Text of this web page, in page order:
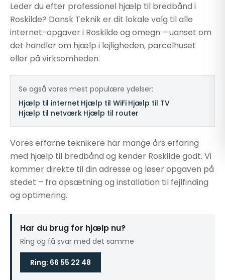
Leder du efter professionel hjælp til bredbånd i
Roskilde? Dansk Teknik er dit lokale valg til alle
internet-opgaver i Roskilde og omegn – uanset om
det handler om hjælp i lejligheden, parcelhuset
eller på virksomheden.
Se også vores mest populære ydelser:
Hjælp til internet Hjælp til WiFi Hjælp til TV
Hjælp til netværk Hjælp til router
Vores erfarne teknikere har mange års erfaring
med hjælp til bredbånd og kender Roskilde godt. Vi
kommer direkte til din adresse og løser opgaven på
stedet – fra opsætning og installation til fejlfinding
og optimering.
Har du brug for hjælp nu?
Ring og få svar med det samme
Ring: 66 55 22 48